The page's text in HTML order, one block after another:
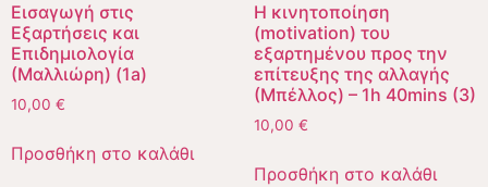
Εισαγωγή στις
Εξαρτήσεις και
Επιδημιολογία
(Μαλλιώρη) (1a)
10,00 €
Προσθήκη στο καλάθι
Η κινητοποίηση
(motivation) του
εξαρτημένου προς την
επίτευξης της αλλαγής
(Μπέλλος) – 1h 40mins (3)
10,00 €
Προσθήκη στο καλάθι